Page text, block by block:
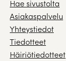
Hae sivustolta
Asiakaspalvelu
Yhteystiedot
Tiedotteet
Häiriötiedotteet